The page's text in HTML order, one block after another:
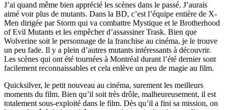
J’ai quand même bien apprécié les scènes dans le passé. J’aurais
aimé voir plus de mutants. Dans la BD, c’est l’équipe entière de X-
Men dirigée par Storm qui va combattre Mystique et le Brotherhood
of Evil Mutants et les empêcher d’assassiner Trask. Bien que
Wolverine soit le personnage de la franchise au cinéma, je le trouve
un peu fade. Il y a plein d’autres mutants intéressants à découvrir.
Les scènes qui ont été tournées à Montréal durant l’été dernier sont
facilement reconnaissables et cela enlève un peu de magie au film.
Quicksilver, le petit nouveau au cinéma, surement les meilleurs
moments du film. Bien qu’il soit très drôle, malheureusement, il est
totalement sous-exploité dans le film. Dès qu’il a fini sa mission, on